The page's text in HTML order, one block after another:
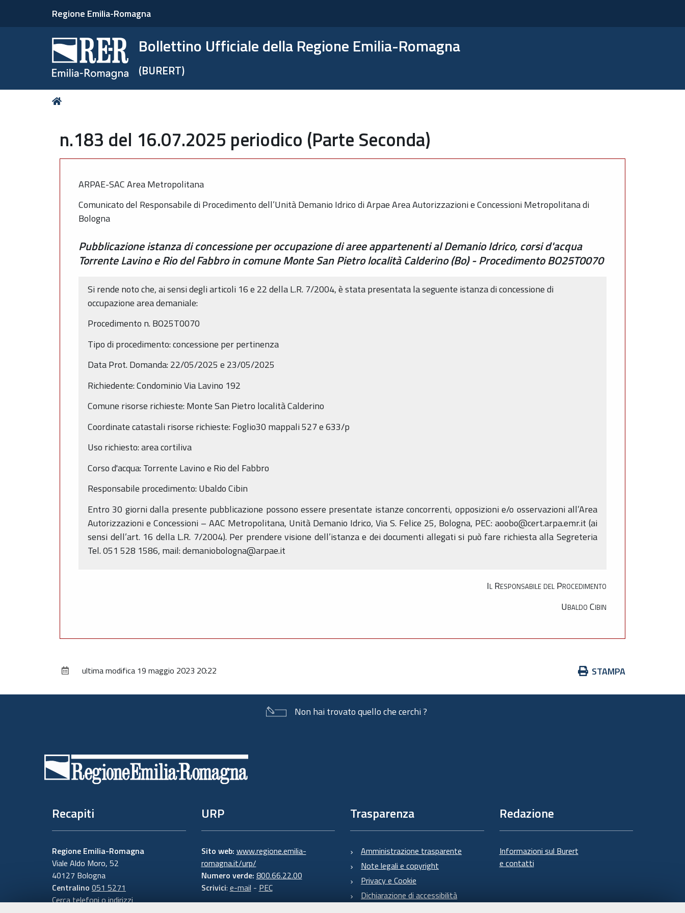
Regione Emilia-Romagna
Bollettino Ufficiale della Regione Emilia-Romagna
(BURERT)
Tu
n.183 del 16.07.2025 periodico (Parte Seconda)
ARPAE-SAC Area Metropolitana
Comunicato del Responsabile di Procedimento dell’Unità Demanio Idrico di Arpae Area Autorizzazioni e Concessioni Metropolitana di
Bologna
Pubblicazione istanza di concessione per occupazione di aree appartenenti al Demanio Idrico, corsi d'acqua
Torrente Lavino e Rio del Fabbro in comune Monte San Pietro località Calderino (Bo) - Procedimento BO25T0070
Si rende noto che, ai sensi degli articoli 16 e 22 della L.R. 7/2004, è stata presentata la seguente istanza di concessione di
occupazione area demaniale:
Procedimento n. BO25T0070
Tipo di procedimento: concessione per pertinenza
Data Prot. Domanda: 22/05/2025 e 23/05/2025
Richiedente: Condominio Via Lavino 192
Comune risorse richieste: Monte San Pietro località Calderino
Coordinate catastali risorse richieste: Foglio30 mappali 527 e 633/p
Uso richiesto: area cortiliva
Corso d'acqua: Torrente Lavino e Rio del Fabbro
Responsabile procedimento: Ubaldo Cibin
Entro 30 giorni dalla presente pubblicazione possono essere presentate istanze concorrenti, opposizioni e/o osservazioni all’Area
Autorizzazioni e Concessioni – AAC Metropolitana, Unità Demanio Idrico, Via S. Felice 25, Bologna, PEC: aoobo@cert.arpa.emr.it (ai
sensi dell’art. 16 della L.R. 7/2004). Per prendere visione dell’istanza e dei documenti allegati si può fare richiesta alla Segreteria
Tel. 051 528 1586, mail: demaniobologna@arpae.it
Il Responsabile del Procedimento
Ubaldo Cibin
Azioni
documento
STAMPA
ultima modifica 19 maggio 2023 20:22
Non hai trovato quello che cerchi ?
Recapiti
Regione Emilia-Romagna
Viale Aldo Moro, 52
40127 Bologna
Centralino 051 5271
Cerca telefoni o indirizzi
URP
Sito web: www.regione.emilia-
romagna.it/urp/
Numero verde: 800.66.22.00
Scrivici: e-mail - PEC
Trasparenza
Amministrazione trasparente
Note legali e copyright
Privacy e Cookie
Dichiarazione di accessibilità
Redazione
Informazioni sul Burert
e contatti